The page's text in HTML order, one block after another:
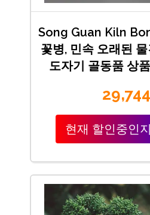
Song Guan Kiln
꽃병, 민속 오래된
도자기 골동품 상
현재 할인중인